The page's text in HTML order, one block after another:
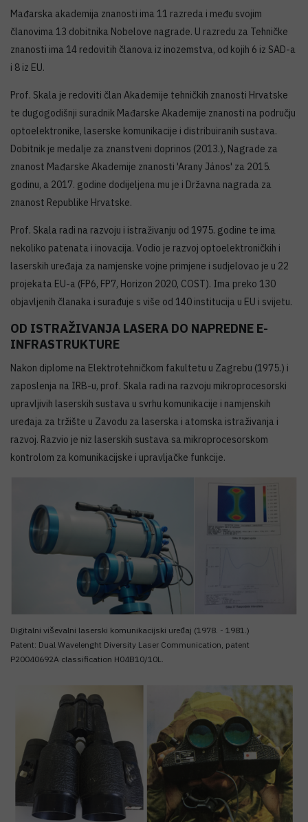
Mađarska akademija znanosti ima 11 razreda i među svojim
članovima 13 dobitnika Nobelove nagrade. U razredu za Tehničke
znanosti ima 14 redovitih članova iz inozemstva, od kojih 6 iz SAD-a
i 8 iz EU.
Prof. Skala je redoviti član Akademije tehničkih znanosti Hrvatske
te dugogodišnji suradnik Mađarske Akademije znanosti na području
optoelektronike, laserske komunikacije i distribuiranih sustava.
Dobitnik je medalje za znanstveni doprinos (2013.), Nagrade za
znanost Mađarske Akademije znanosti 'Arany János' za 2015.
godinu, a 2017. godine dodijeljena mu je i Državna nagrada za
znanost Republike Hrvatske.
Prof. Skala radi na razvoju i istraživanju od 1975. godine te ima
nekoliko patenata i inovacija. Vodio je razvoj optoelektroničkih i
laserskih uređaja za namjenske vojne primjene i sudjelovao je u 22
projekata EU-a (FP6, FP7, Horizon 2020, COST). Ima preko 130
objavljenih članaka i surađuje s više od 140 institucija u EU i svijetu.
OD ISTRAŽIVANJA LASERA DO NAPREDNE E-
INFRASTRUKTURE
Nakon diplome na Elektrotehničkom fakultetu u Zagrebu (1975.) i
zaposlenja na IRB-u, prof. Skala radi na razvoju mikroprocesorski
upravljivih laserskih sustava u svrhu komunikacije i namjenskih
uređaja za tržište u Zavodu za laserska i atomska istraživanja i
razvoj. Razvio je niz laserskih sustava sa mikroprocesorskom
kontrolom za komunikacijske i upravljačke funkcije.
Digitalni viševalni laserski komunikacijski uređaj (1978. - 1981.)
Patent: Dual Wavelenght Diversity Laser Communication, patent
P20040692A classification H04B10/10L.